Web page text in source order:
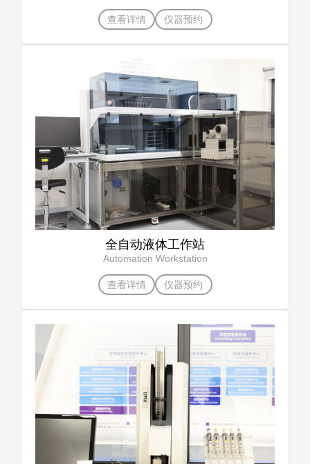
查看详情 仪器预约
全自动液体工作站
Automation Workstation
查看详情 仪器预约